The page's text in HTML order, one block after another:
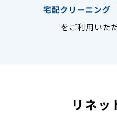
宅配クリーニング
をご利用いた
リネッ